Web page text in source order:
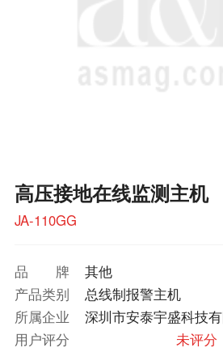
高压接地在线监测主机
JA-110GG
品牌
其他
产品类别
总线制报警主机
所属企业
深圳市安泰宇盛科技
用户评分
未评分